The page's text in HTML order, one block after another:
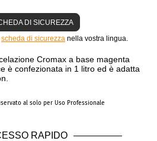
DI SICUREZZA
scheda di sicurezza nella vostra lingua.
Cromax a base magenta
è confezionata in 1 litro ed è adatta
al solo per Uso Professionale
RAPIDO